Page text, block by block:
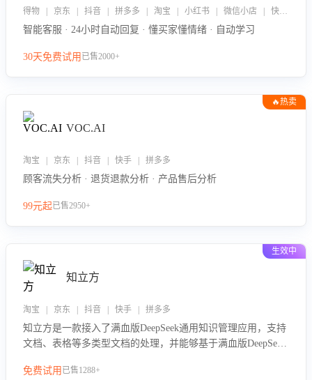
得物 | 京东 | 抖音 | 拼多多 | 淘宝 | 小红书 | 微信小店 | 快手 | 唯品会
智能客服 · 24小时自动回复 · 懂买家懂情绪 · 自动学习
30天免费试用 已售2000+
🔥热卖
VOC.AI
淘宝 | 京东 | 抖音 | 快手 | 拼多多
顾客流失分析 · 退货退款分析 · 产品售后分析
99元起已售2950+
生效中
知立方
淘宝 | 京东 | 抖音 | 快手 | 拼多多
知立方是一款接入了满血版DeepSeek通用知识管理应用，支持
文档、表格等多类型文档的处理，并能够基于满血版DeepSeek
助用户高效管理和利用知识资源。通过该产品，用户可以轻松
免费试用 已售1288+